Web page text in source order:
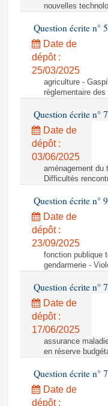
nouvelles
Question écrite n°
Date de
dépôt :
25/03/2025
agriculture -
règlementaire
Question écrite n°
Date de
dépôt :
03/06/2025
aménagement du
Difficultés
Question écrite n°
Date de
dépôt :
23/09/2025
fonction publique
gendarmerie -
Question écrite n°
Date de
dépôt :
17/06/2025
assurance
en réserve
Question écrite n°
Date de
dépôt :